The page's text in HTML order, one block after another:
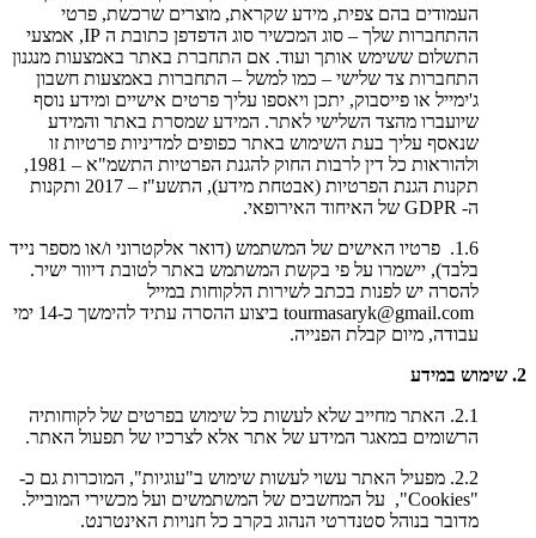
העמודים בהם צפית, מידע שקראת, מוצרים שרכשת, פרטי
ההתחברות שלך – סוג המכשיר סוג הדפדפן כתובת ה IP, אמצעי
התשלום ששימש אותך ועוד. אם התחברת באתר באמצעות מנגנון
התחברות צד שלישי – כמו למשל – התחברות באמצעות חשבון
ג'ימייל או פייסבוק, יתכן ויאספו עליך פרטים אישיים ומידע נוסף
שיועברו מהצד השלישי לאתר. המידע שמסרת באתר והמידע
שנאסף עליך בעת השימוש באתר כפופים למדיניות פרטיות זו
ולהוראות כל דין לרבות החוק להגנת הפרטיות התשמ"א – 1981,
תקנות הגנת הפרטיות (אבטחת מידע), התשע"ז – 2017 ותקנות
ה- GDPR של האיחוד האירופאי.
1.6. פרטיו האישים של המשתמש (דואר אלקטרוני ו/או מספר נייד
בלבד), יישמרו על פי בקשת המשתמש באתר לטובת דיוור ישיר.
להסרה יש לפנות בכתב לשירות הלקוחות במייל
tourmasaryk@gmail.com ביצוע ההסרה עתיד להימשך כ-14 ימי
עבודה, מיום קבלת הפנייה.
2. שימוש במידע
2.1. האתר מחייב שלא לעשות כל שימוש בפרטים של לקוחותיה
הרשומים במאגר המידע של אתר אלא לצרכיו של תפעול האתר.
2.2. מפעיל האתר עשוי לעשות שימוש ב"עוגיות", המוכרות גם כ-
"Cookies", על המחשבים של המשתמשים ועל מכשירי המובייל.
מדובר בנוהל סטנדרטי הנהוג בקרב כל חנויות האינטרנט.